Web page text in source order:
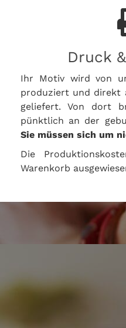
Druck
Ihr Motiv wird von
produziert und direkt
geliefert. Von dort
pünktlich an der
Sie müssen sich um
Die
Warenkorb